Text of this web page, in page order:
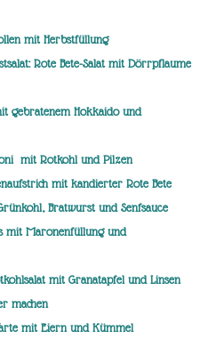
mit Herbstfüllung
Rote Bete-Salat mit Dörrpflaume
gebratenem Hokkaido und
mit Rotkohl und Pilzen
mit kandierter Rote Bete
Bratwurst und Senfsauce
mit Maronenfüllung und
mit Granatapfel und Linsen
machen
mit Eiern und Kümmel